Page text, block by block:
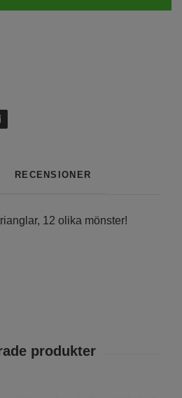
RECENSIONER
12 olika mönster!